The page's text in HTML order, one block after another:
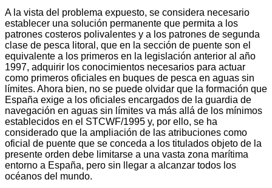
A la vista del problema expuesto, se considera necesario
establecer una solución permanente que permita a los
patrones costeros polivalentes y a los patrones de segunda
clase de pesca litoral, que en la sección de puente son el
equivalente a los primeros en la legislación anterior al año
1997, adquirir los conocimientos necesarios para actuar
como primeros oficiales en buques de pesca en aguas sin
límites. Ahora bien, no se puede olvidar que la formación que
España exige a los oficiales encargados de la guardia de
navegación en aguas sin límites va más allá de los mínimos
establecidos en el STCWF/1995 y, por ello, se ha
considerado que la ampliación de las atribuciones como
oficial de puente que se conceda a los titulados objeto de la
presente orden debe limitarse a una vasta zona marítima
entorno a España, pero sin llegar a alcanzar todos los
océanos del mundo.